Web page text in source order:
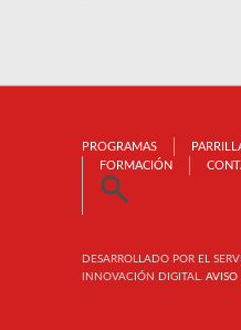
PROGRAMAS
FORMACIÓN
DESARROLLADO POR EL
INNOVACIÓN DIGITAL. AVISO